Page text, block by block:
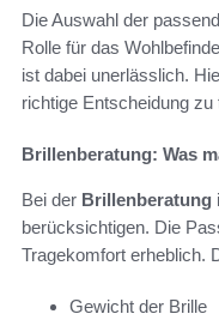
Die Auswahl der
Rolle für das
ist dabei unerlässlich.
richtige Entscheidung zu
Brillenberatung: Was
Bei der Brillenberatung
berücksichtigen. Die
Tragekomfort erheblich.
Gewicht der Brille